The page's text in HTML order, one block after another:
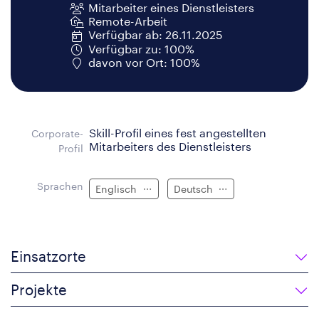
Mitarbeiter eines Dienstleisters
Remote-Arbeit
Verfügbar ab: 26.11.2025
Verfügbar zu: 100%
davon vor Ort: 100%
Corporate-
Profil
Skill-Profil eines fest angestellten
Mitarbeiters des Dienstleisters
Sprachen Englisch Deutsch
Einsatzorte
Projekte